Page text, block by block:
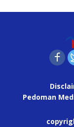
Pedoman